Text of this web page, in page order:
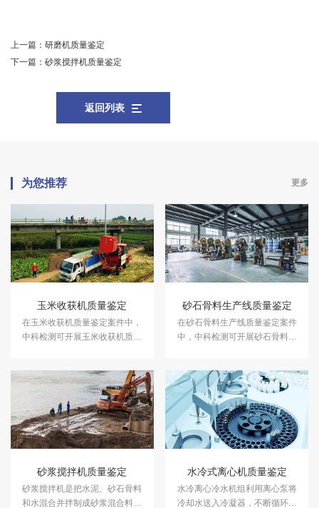
上一篇： 研磨机质量鉴定
下一篇： 砂浆搅拌机质量鉴定
返回列表
为您推荐 更多
玉米收获机质量鉴定
在玉米收获机质量鉴定案件中，
中科检测可开展玉米收获机质量
砂石骨料生产线质量鉴定
在砂石骨料生产线质量鉴定案件
中，中科检测可开展砂石骨料生
砂浆搅拌机质量鉴定
砂浆搅拌机是把水泥、砂石骨料
和水混合并拌制成砂浆混合料的
水冷式离心机质量鉴定
水冷离心冷水机组利用离心泵将
冷却水送入冷凝器，不断循环冷